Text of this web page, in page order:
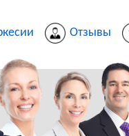
Отзывы